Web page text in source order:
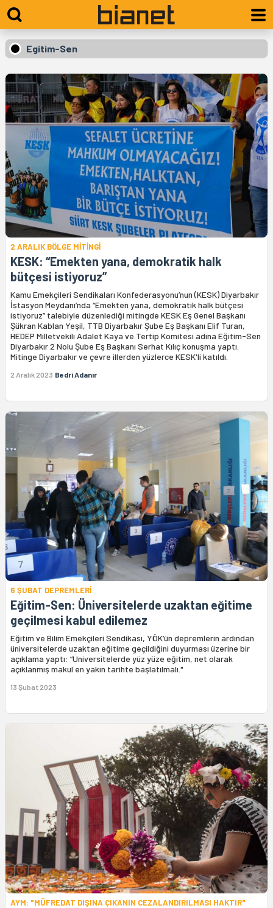
Egitim-Sen
2 ARALIK BÖLGE MİTİNGİ
KESK: “Emekten yana, demokratik halk
bütçesi istiyoruz”
Kamu Emekçileri Sendikaları Konfederasyonu’nun (KESK) Diyarbakır
İstasyon Meydanı’nda “Emekten yana, demokratik halk bütçesi
istiyoruz” talebiyle düzenlediği mitingde KESK Eş Genel Başkanı
Şükran Kablan Yeşil, TTB Diyarbakır Şube Eş Başkanı Elif Turan,
HEDEP Milletvekili Adalet Kaya ve Tertip Komitesi adına Eğitim-Sen
Diyarbakır 2 Nolu Şube Eş Başkanı Serhat Kılıç konuşma yaptı.
Mitinge Diyarbakır ve çevre illerden yüzlerce KESK'li katıldı.
2 Aralık 2023 Bedri Adanır
6 ŞUBAT DEPREMLERİ
Eğitim-Sen: Üniversitelerde uzaktan eğitime
geçilmesi kabul edilemez
Eğitim ve Bilim Emekçileri Sendikası, YÖK’ün depremlerin ardından
üniversitelerde uzaktan eğitime geçildiğini duyurması üzerine bir
açıklama yaptı: “Üniversitelerde yüz yüze eğitim, net olarak
açıklanmış makul en yakın tarihte başlatılmalı."
13 Şubat 2023
AYM: "MÜFREDAT DIŞINA ÇIKANIN CEZALANDIRILMASI HAKTIR"